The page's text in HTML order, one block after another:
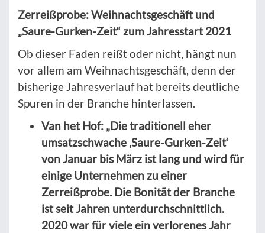
Zerreißprobe: Weihnachtsgeschäft und
„Saure-Gurken-Zeit“ zum Jahresstart 2021
Ob dieser Faden reißt oder nicht, hängt nun
vor allem am Weihnachtsgeschäft, denn der
bisherige Jahresverlauf hat bereits deutliche
Spuren in der Branche hinterlassen.
Van het Hof: „Die traditionell eher
umsatzschwache ‚Saure-Gurken-Zeit‘
von Januar bis März ist lang und wird für
einige Unternehmen zu einer
Zerreißprobe. Die Bonität der Branche
ist seit Jahren unterdurchschnittlich.
2020 war für viele ein verlorenes Jahr